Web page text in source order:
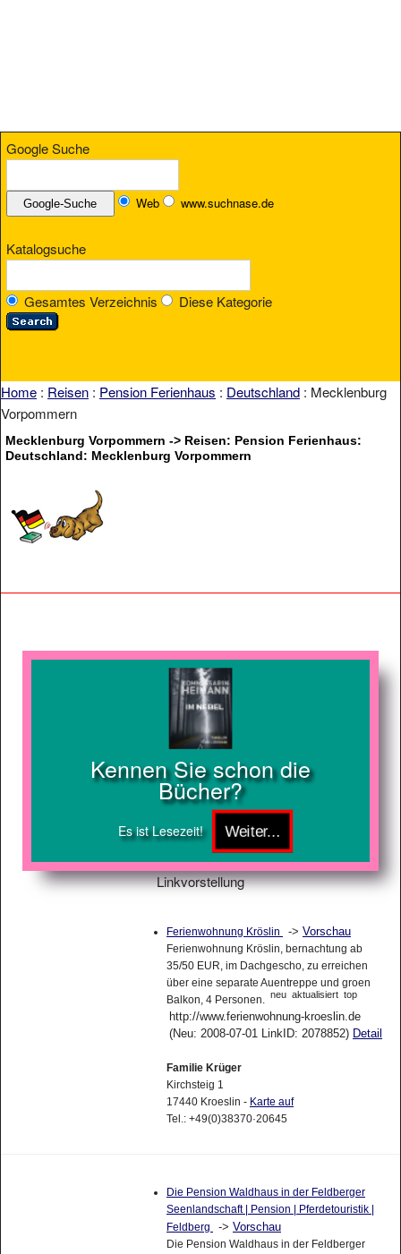
Google Suche
Web www.suchnase.de
Katalogsuche
Gesamtes Verzeichnis Diese Kategorie
Home : Reisen : Pension Ferienhaus : Deutschland : Mecklenburg
Vorpommern
Mecklenburg Vorpommern -> Reisen: Pension Ferienhaus:
Deutschland: Mecklenburg Vorpommern
Kennen Sie schon die
Bücher?
Es ist Lesezeit!
Linkvorstellung
Ferienwohnung Kröslin -> Vorschau
Ferienwohnung Kröslin, bernachtung ab
35/50 EUR, im Dachgescho, zu erreichen
über eine separate Auentreppe und groen
Balkon, 4 Personen.
neu aktualisiert top
http://www.ferienwohnung-kroeslin.de
(Neu: 2008-07-01 LinkID: 2078852) Detail
Familie Krüger
Kirchsteig 1
17440 Kroeslin - Karte auf
Tel.: +49(0)38370·20645
Die Pension Waldhaus in der Feldberger
Seenlandschaft | Pension | Pferdetouristik |
Feldberg
-> Vorschau
Die Pension Waldhaus in der Feldberger